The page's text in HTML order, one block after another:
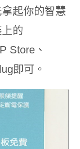
起你的智慧
的
Store、
即可。